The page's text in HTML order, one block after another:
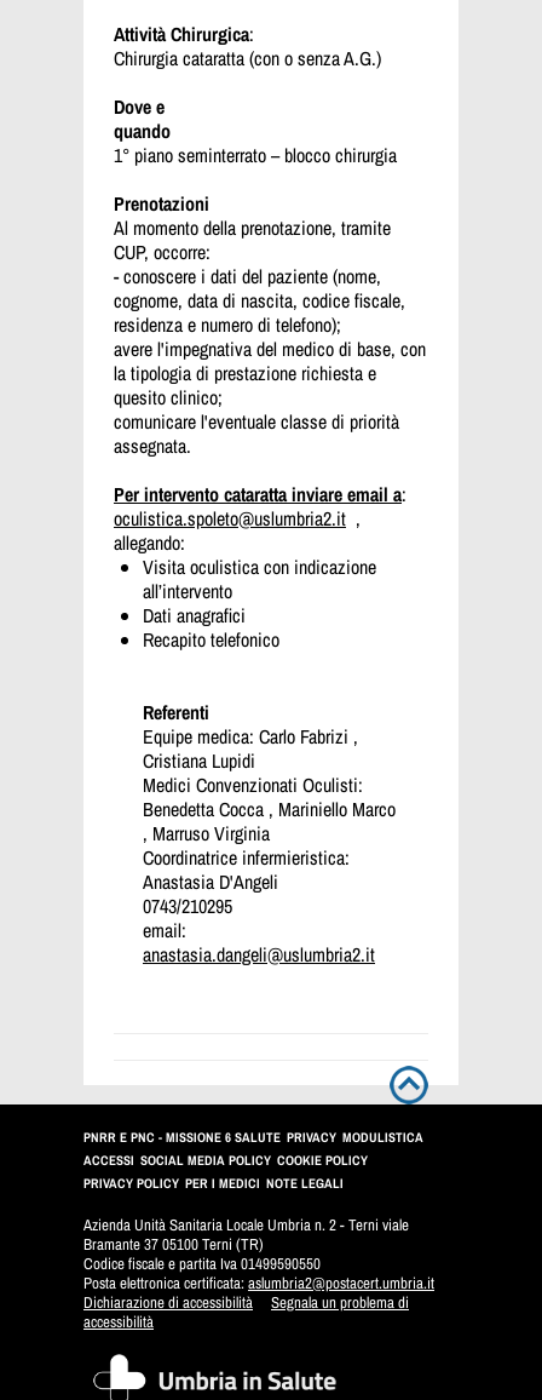
Attività Chirurgica:
Chirurgia cataratta (con o senza A.G.)
Dove e
quando
1° piano seminterrato – blocco chirurgia
Prenotazioni
Al momento della prenotazione, tramite
CUP, occorre:
- conoscere i dati del paziente (nome,
cognome, data di nascita, codice fiscale,
residenza e numero di telefono);
avere l'impegnativa del medico di base, con
la tipologia di prestazione richiesta e
quesito clinico;
comunicare l'eventuale classe di priorità
assegnata.
Per intervento cataratta inviare email a:
oculistica.spoleto@uslumbria2.it ,
allegando:
Visita oculistica con indicazione
all’intervento
Dati anagrafici
Recapito telefonico
Referenti
Equipe medica: Carlo Fabrizi ,
Cristiana Lupidi
Medici Convenzionati Oculisti:
Benedetta Cocca , Mariniello Marco
, Marruso Virginia
Coordinatrice infermieristica:
Anastasia D'Angeli
0743/210295
email:
anastasia.dangeli@uslumbria2.it
PNRR E PNC - MISSIONE 6 SALUTE PRIVACY MODULISTICA
ACCESSI SOCIAL MEDIA POLICY COOKIE POLICY
PRIVACY POLICY PER I MEDICI NOTE LEGALI
Azienda Unità Sanitaria Locale Umbria n. 2 - Terni viale
Bramante 37 05100 Terni (TR)
Codice fiscale e partita Iva 01499590550
Posta elettronica certificata:aslumbria2@postacert.umbria.it
Dichiarazione di accessibilità
Segnala un problema di
accessibilità